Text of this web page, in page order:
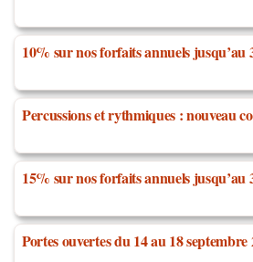
10% sur nos forfaits annuels jusqu’au
Percussions et rythmiques : nouveau
15% sur nos forfaits annuels jusqu’au
Portes ouvertes du 14 au 18 septembre